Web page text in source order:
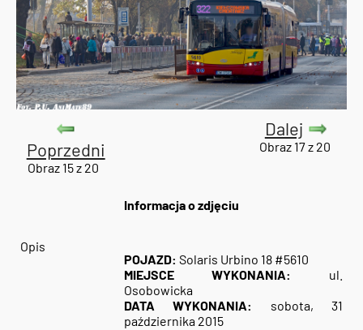
Poprzedni
Obraz 15 z 20
Dalej
Obraz 17 z 20
Informacja o zdjęciu
Opis
POJAZD: Solaris Urbino 18 #5610
MIEJSCE WYKONANIA:
ul.
Osobowicka
DATA WYKONANIA:
sobota, 31
października 2015